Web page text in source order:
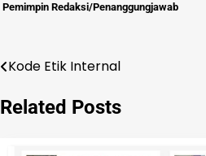
Pemimpin Redaksi/Penanggungjawab
Navigasi
pos
Kode Etik Internal
Related Posts